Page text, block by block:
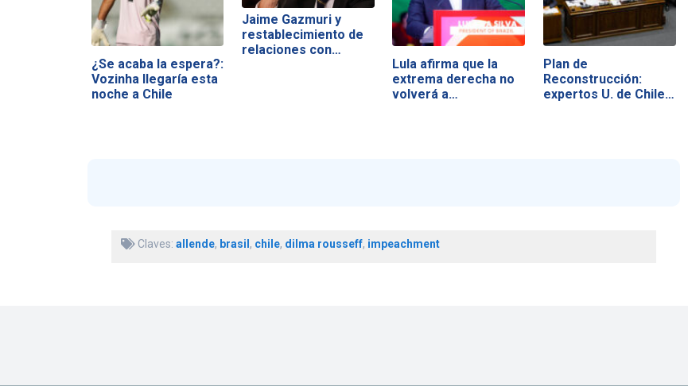
¿Se acaba la espera?:
Vozinha llegaría esta
noche a Chile
Jaime Gazmuri y
restablecimiento de
relaciones con…
Lula afirma que la
extrema derecha no
volverá a…
Plan de
Reconstrucción:
expertos U. de Chile…
Claves: allende, brasil , chile, dilma rousseff, impeachment